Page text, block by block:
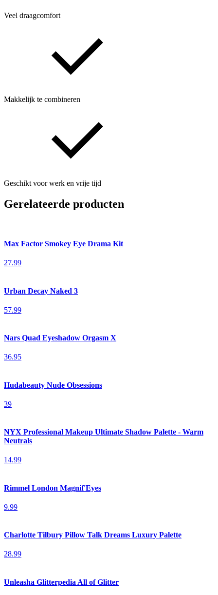
Veel draagcomfort
Makkelijk te combineren
Geschikt voor werk en vrije tijd
Gerelateerde producten
Max Factor Smokey Eye Drama Kit
27.99
Urban Decay Naked 3
57.99
Nars Quad Eyeshadow Orgasm X
36.95
Hudabeauty Nude Obsessions
39
NYX Professional Makeup Ultimate Shadow Palette - Warm
Neutrals
14.99
Rimmel London Magnif'Eyes
9.99
Charlotte Tilbury Pillow Talk Dreams Luxury Palette
28.99
Unleasha Glitterpedia All of Glitter